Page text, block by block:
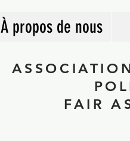
À propos de nous
FAIR